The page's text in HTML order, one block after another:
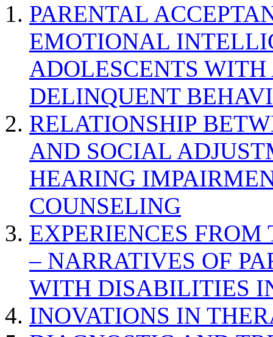
PARENTAL
EMOTIONAL
ADOLESCENTS
DELINQUENT
RELATIONSHIP
AND SOCIAL
HEARING
COUNSELING
EXPERIENCES
– NARRATIVES OF
WITH DISABILITIES
INOVATIONS IN